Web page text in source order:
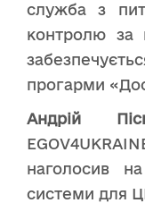
служба з
контролю за
прогарми
Андрій
наголосив
системи для